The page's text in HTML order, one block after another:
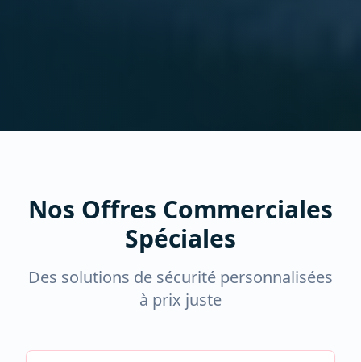
Nos Offres Commerciales
Spéciales
Des solutions de sécurité personnalisées
à prix juste